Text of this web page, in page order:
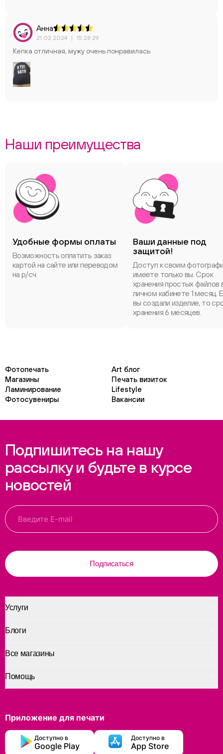
Анна
21.02.2024 | 15:28:29
Кепка отличная, мужу очень понравилась
Наши преимущества
Удобные формы оплаты
Возможность оплатить заказ
картой на сайте или переводом
на р/сч.
Ваши данные под
защитой!
Доступ к своим
имеете только вы. Срок
хранения простых файлов
личном кабинете 1 месяц.
вы создали изделие, то
хранения 6 месяцев.
Фотопечать
Art блог
Магазины
Печать визиток
Ламинирование
Lifestyle
Фотосувениры
Вакансии
Подпишитесь на нашу
рассылку и будьте в курсе
новостей
Подписаться
Услуги
Помощь
Блоги
Все магазины
Приложение для печати
Доступно в
Google Play
Доступно в
App Store